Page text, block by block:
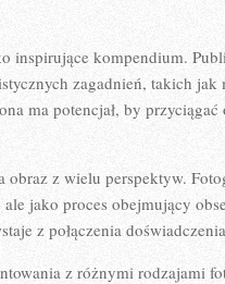
inspirujące kompendium.
zagadnień, takich jak
ma potencjał, by
obraz z wielu perspektyw.
ale jako proces obejmujący
z połączenia
z różnymi rodzajami